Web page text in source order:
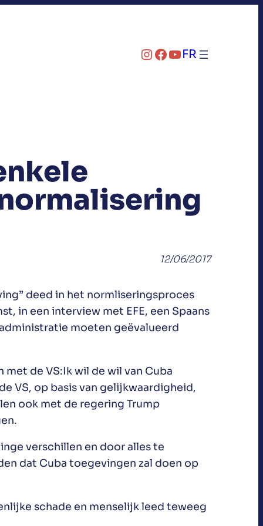
InstagramFacebook YouTube FR
12/06/2017
deed in het normliseringsproces
in een interview met EFE, een Spaans
moeten geëvalueerd
de VS:Ik wil de wil van Cuba
VS, op basis van gelijkwaardigheid,
ook met de regering Trump
verschillen en door alles te
dat Cuba toegevingen zal doen op
schade en menselijk leed teweeg